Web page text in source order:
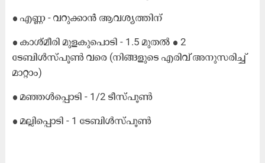
● എണ്ണ - വറുക്കാൻ ആവശ്യത്തിന്
● കാശ്മീരി മുളകുപൊടി - 1.5 മുതൽ ● 2
ടേബിൾസ്പൂൺ വരെ (നിങ്ങളുടെ എരിവ് അനുസരിച്ച്
മാറ്റാം)
● മഞ്ഞൾപ്പൊടി - 1/2 ടീസ്പൂൺ
● മല്ലിപ്പൊടി - 1 ടേബിൾസ്പൂൺ